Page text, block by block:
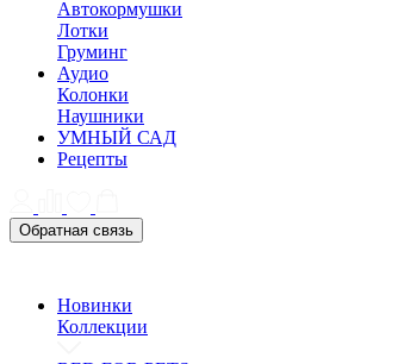
Автокормушки
Лотки
Груминг
Аудио
Колонки
Наушники
УМНЫЙ САД
Рецепты
Обратная связь
Новинки
Коллекции